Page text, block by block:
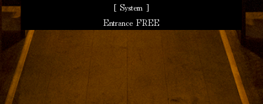
[ System ]
Entrance FREE